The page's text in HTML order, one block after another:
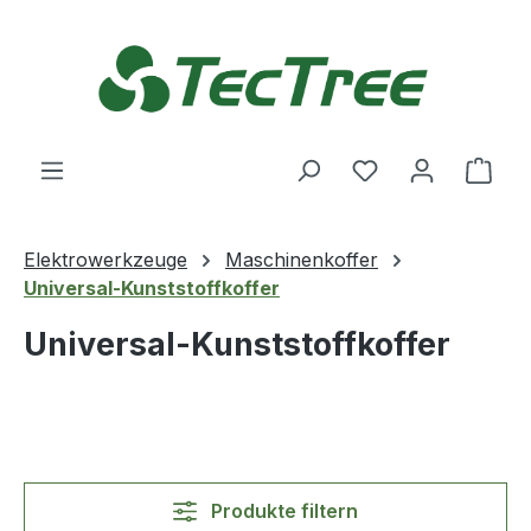
Du hast 0
Elektrowerkzeuge
Maschinenkoffer
Universal-Kunststoffkoffer
Universal-Kunststoffkoffer
Produkte filtern